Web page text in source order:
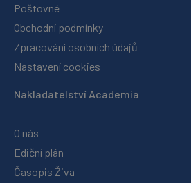
Poštovné
Obchodní podmínky
Zpracování osobních údajů
Nastavení cookies
Nakladatelství Academia
O nás
Ediční plán
Časopis Živa